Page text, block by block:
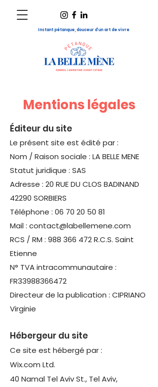
Instant pétanque, douceur d’un art de vivre
Mentions légales
Éditeur du site
Le présent site est édité par :
Nom / Raison sociale : LA BELLE MENE
Statut juridique : SAS
Adresse : 20 RUE DU CLOS BADINAND
42290 SORBIERS
Téléphone : 06 70 20 50 81
Mail : contact@labellemene.com
RCS / RM : 988 366 472 R.C.S. Saint
Etienne
N° TVA intracommunautaire :
FR33988366472
Directeur de la publication : CIPRIANO
Virginie
Hébergeur du site
Ce site est hébergé par :
Wix.com Ltd.
40 Namal Tel Aviv St., Tel Aviv,